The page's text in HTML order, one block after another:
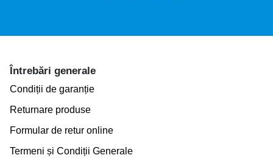
Întrebări generale
Condiții de garanție
Returnare produse
Formular de retur online
Termeni și Condiții Generale